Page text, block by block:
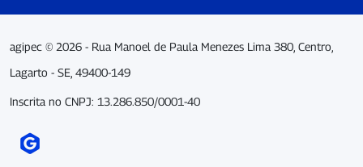
agipec © 2026 - Rua Manoel de Paula Menezes Lima 380, Centro,
Lagarto - SE, 49400-149
Inscrita no CNPJ: 13.286.850/0001-40